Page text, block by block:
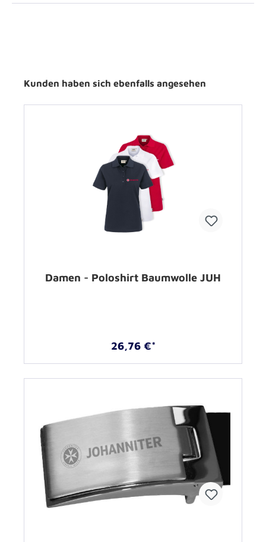
Kunden haben sich ebenfalls angesehen
Damen - Poloshirt Baumwolle JUH
26,76 €*